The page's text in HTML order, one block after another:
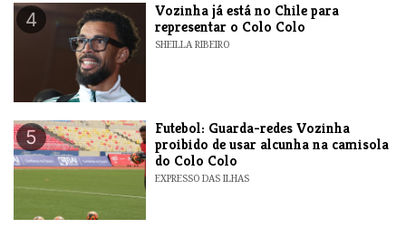
4
Vozinha já está no Chile para
representar o Colo Colo
SHEILLA RIBEIRO
5
Futebol: Guarda-redes Vozinha
proibido de usar alcunha na camisola
do Colo Colo
EXPRESSO DAS ILHAS